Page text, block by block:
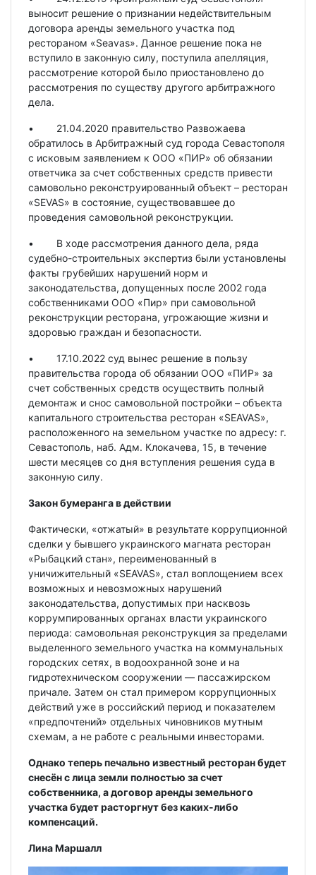
выносит решение о признании недействительным
договора аренды земельного участка под
рестораном «Seavas». Данное решение пока не
вступило в законную силу, поступила апелляция,
рассмотрение которой было приостановлено до
рассмотрения по существу другого арбитражного
дела.
• 21.04.2020 правительство Развожаева
обратилось в Арбитражный суд города Севастополя
с исковым заявлением к ООО «ПИР» об обязании
ответчика за счет собственных средств привести
самовольно реконструированный объект – ресторан
«SEVAS» в состояние, существовавшее до
проведения самовольной реконструкции.
• В ходе рассмотрения данного дела, ряда
судебно-строительных экспертиз были установлены
факты грубейших нарушений норм и
законодательства, допущенных после 2002 года
собственниками ООО «Пир» при самовольной
реконструкции ресторана, угрожающие жизни и
здоровью граждан и безопасности.
• 17.10.2022 суд вынес решение в пользу
правительства города об обязании ООО «ПИР» за
счет собственных средств осуществить полный
демонтаж и снос самовольной постройки – объекта
капитального строительства ресторан «SEAVAS»,
расположенного на земельном участке по адресу: г.
Севастополь, наб. Адм. Клокачева, 15, в течение
шести месяцев со дня вступления решения суда в
законную силу.
Закон бумеранга в действии
Фактически, «отжатый» в результате коррупционной
сделки у бывшего украинского магната ресторан
«Рыбацкий стан», переименованный в
уничижительный «SEAVAS», стал воплощением всех
возможных и невозможных нарушений
законодательства, допустимых при насквозь
коррумпированных органах власти украинского
периода: самовольная реконструкция за пределами
выделенного земельного участка на коммунальных
городских сетях, в водоохранной зоне и на
гидротехническом сооружении — пассажирском
причале. Затем он стал примером коррупционных
действий уже в российский период и показателем
«предпочтений» отдельных чиновников мутным
схемам, а не работе с реальными инвесторами.
Однако теперь печально известный ресторан будет
снесён с лица земли полностью за счет
собственника, а договор аренды земельного
участка будет расторгнут без каких-либо
компенсаций.
Лина Маршалл